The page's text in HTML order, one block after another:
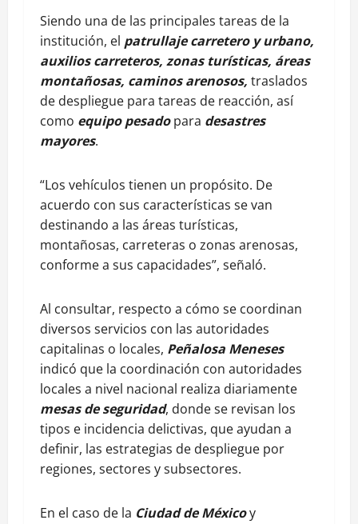
Siendo una de las principales tareas de la
institución, el patrullaje carretero y urbano,
auxilios carreteros, zonas turísticas, áreas
montañosas, caminos arenosos, traslados
de despliegue para tareas de reacción, así
como equipo pesadopara desastres
mayores.
“Los vehículos tienen un propósito. De
acuerdo con sus características se van
destinando a las áreas turísticas,
montañosas, carreteras o zonas arenosas,
conforme a sus capacidades”, señaló.
Al consultar, respecto a cómo se coordinan
diversos servicios con las autoridades
capitalinas o locales, Peñalosa Meneses
indicó que la coordinación con autoridades
locales a nivel nacional realiza diariamente
mesas de seguridad, donde se revisan los
tipos e incidencia delictivas, que ayudan a
definir, las estrategias de despliegue por
regiones, sectores y subsectores.
En el caso de la Ciudad de Méxicoy